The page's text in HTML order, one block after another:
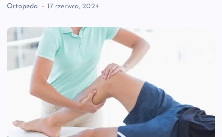
Ortopeda 17 czerwca, 2024